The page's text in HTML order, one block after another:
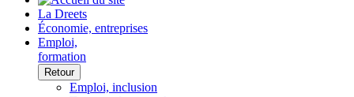
La Dreets
Économie, entreprises
Emploi,
formation
Retour
Emploi, inclusion